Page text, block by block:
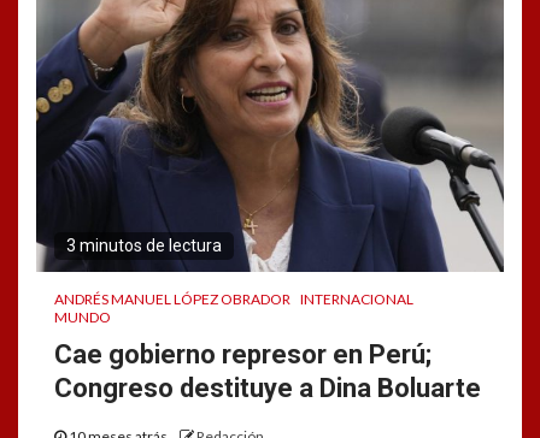
3 minutos de lectura
ANDRÉS MANUEL LÓPEZ OBRADOR INTERNACIONAL
MUNDO
Cae gobierno represor en Perú;
Congreso destituye a Dina Boluarte